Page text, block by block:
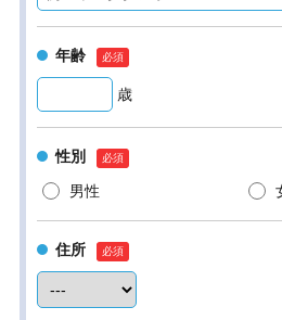
年齢
歳
性別
男性
住所